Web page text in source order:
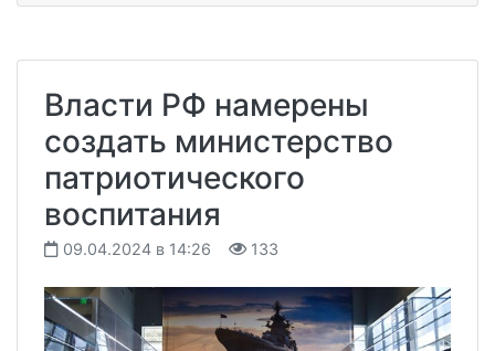
Власти РФ намерены
создать министерство
патриотического
воспитания
09.04.2024 в 14:26 133